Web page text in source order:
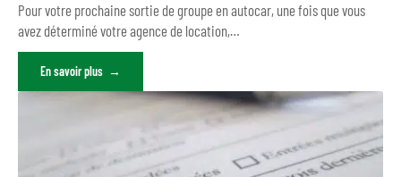
Pour votre prochaine sortie de groupe en autocar, une fois que vous
avez déterminé votre agence de location,…
En savoir plus